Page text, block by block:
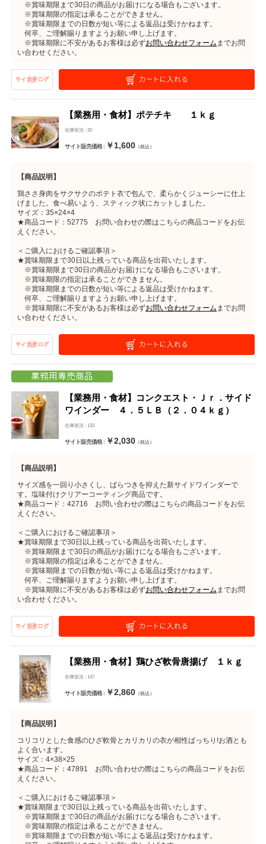
※賞味期限まで30日の商品がお届けになる場合もございます。
※賞味期限の指定は承ることができません。
※賞味期限までの日数が短い等による返品は受けかねます。
何卒、ご理解賜りますようお願い申し上げます。
※賞味期限に不安があるお客様は必ずお問い合わせフォーム までお問
い合わせください。
【業務用・食材】ポテチキ １ｋｇ
在庫状況 : 20
サイト販売価格 : ￥1,600（税込）
【商品説明】
鶏ささ身肉をサクサクのポテト衣で包んで、柔らかくジューシーに仕上
げました。食べ易いよう、スティック状にカットしました。
サイズ：35×24×4
★商品コード：52775 お問い合わせの際はこちらの商品コードをお伝
えください。
＜ご購入におけるご確認事項＞
★賞味期限まで30日以上残っている商品を出荷いたします。
※賞味期限まで30日の商品がお届けになる場合もございます。
※賞味期限の指定は承ることができません。
※賞味期限までの日数が短い等による返品は受けかねます。
何卒、ご理解賜りますようお願い申し上げます。
※賞味期限に不安があるお客様は必ずお問い合わせフォーム までお問
い合わせください。
【業務用・食材】コンクエスト・Ｊｒ．サイド
ワインダー ４．５ＬＢ（２．０４ｋｇ）
在庫状況 : 133
サイト販売価格 : ￥2,030（税込）
【商品説明】
サイズ感を一回り小さくし、ばらつきを抑えた新サイドワインダーで
す。塩味付けクリアーコーティング商品です。
★商品コード：42716 お問い合わせの際はこちらの商品コードをお伝
えください。
＜ご購入におけるご確認事項＞
★賞味期限まで30日以上残っている商品を出荷いたします。
※賞味期限まで30日の商品がお届けになる場合もございます。
※賞味期限の指定は承ることができません。
※賞味期限までの日数が短い等による返品は受けかねます。
何卒、ご理解賜りますようお願い申し上げます。
※賞味期限に不安があるお客様は必ずお問い合わせフォーム までお問
い合わせください。
【業務用・食材】鶏ひざ軟骨唐揚げ １ｋｇ
在庫状況 : 147
サイト販売価格 : ￥2,860（税込）
【商品説明】
コリコリとした食感のひざ軟骨とカリカリの衣が相性ばっちり!お酒とも
よく合います。
サイズ：4×38×25
★商品コード：47891 お問い合わせの際はこちらの商品コードをお伝
えください。
＜ご購入におけるご確認事項＞
★賞味期限まで30日以上残っている商品を出荷いたします。
※賞味期限まで30日の商品がお届けになる場合もございます。
※賞味期限の指定は承ることができません。
※賞味期限までの日数が短い等による返品は受けかねます。